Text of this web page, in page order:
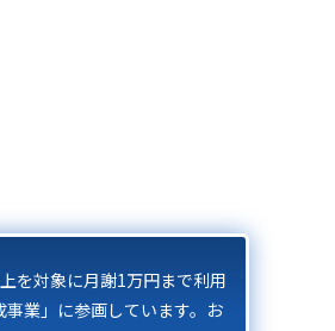
を対象に⽉謝1万円まで利⽤
業」に参画しています。お